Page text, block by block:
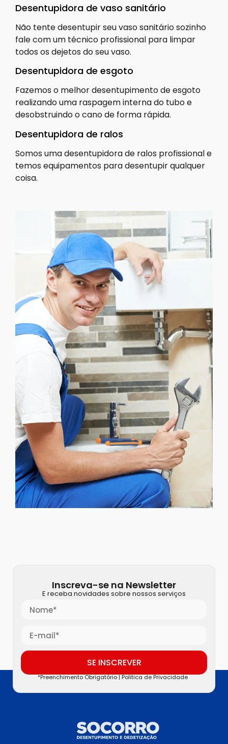
Desentupidora de vaso sanitário
Não tente desentupir seu vaso sanitário sozinho
fale com um técnico profissional para limpar
todos os dejetos do seu vaso.
Desentupidora de esgoto
Fazemos o melhor desentupimento de esgoto
realizando uma raspagem interna do tubo e
desobstruindo o cano de forma rápida.
Desentupidora de ralos
Somos uma desentupidora de ralos profissional e
temos equipamentos para desentupir qualquer
coisa.
Inscreva-se na Newsletter
E receba novidades sobre nossos serviços
SE INSCREVER
*Preenchimento Obrigatório |Politica de Privacidade